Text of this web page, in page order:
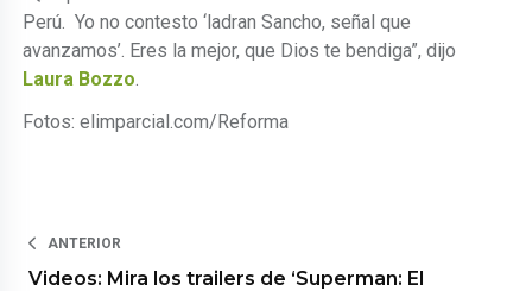
Perú. Yo no contesto ‘ladran Sancho, señal que
avanzamos’. Eres la mejor, que Dios te bendiga”, dijo
Laura Bozzo.
Fotos: elimparcial.com/Reforma
ANTERIOR
Videos: Mira los trailers de ‘Superman: El